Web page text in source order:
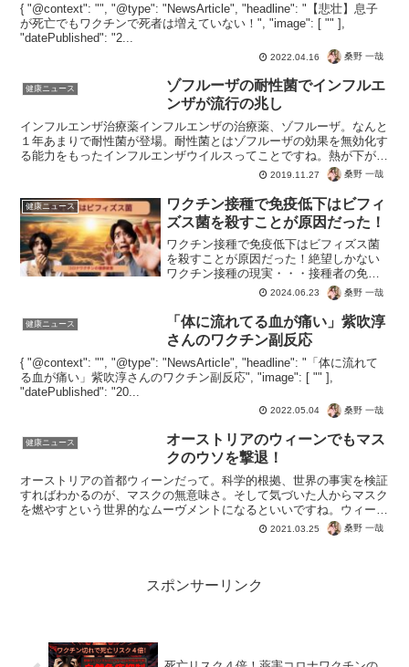
{ "@context": "", "@type": "NewsArticle", "headline": "【悲壮】息子
が死亡でもワクチンで死者は増えていない！", "image": [ "" ],
"datePublished": "2...
2022.04.16 桑野 一哉
健康ニュース
ゾフルーザの耐性菌でインフルエ
ンザが流行の兆し
インフルエンザ治療薬インフルエンザの治療薬、ゾフルーザ。なんと
１年あまりで耐性菌が登場。耐性菌とはゾフルーザの効果を無効化す
る能力をもったインフルエンザウイルスってことですね。熱が下がら
ない、治療効果がない、吐き気がするあたりがデメリットで...
2019.11.27 桑野 一哉
健康ニュース
ワクチン接種で免疫低下はビフィ
ズス菌を殺すことが原因だった！
ワクチン接種で免疫低下はビフィズス菌
を殺すことが原因だった！絶望しかない
ワクチン接種の現実・・・接種者の免疫
力が低下し戦後最悪の健康被害を出して
いるコロナワクチン。原因の１つは腸内
のビフィズス菌を殺すことで腸内環境が
崩壊。明らかになったここ...
2024.06.23 桑野 一哉
健康ニュース
「体に流れてる血が痛い」紫吹淳
さんのワクチン副反応
{ "@context": "", "@type": "NewsArticle", "headline": "「体に流れて
る血が痛い」紫吹淳さんのワクチン副反応", "image": [ "" ],
"datePublished": "20...
2022.05.04 桑野 一哉
健康ニュース
オーストリアのウィーンでもマス
クのウソを撃退！
オーストリアの首都ウィーンだって。科学的根拠、世界の事実を検証
すればわかるのが、マスクの無意味さ。そして気づいた人からマスク
を燃やすという世界的なムーヴメントになるといいですね。ウィーン
でもマスクが燃やされている。ウィーンでもマスクが燃やさ...
2021.03.25 桑野 一哉
スポンサーリンク